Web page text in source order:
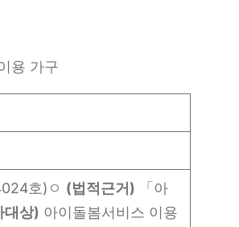
용 가구
호)ㅇ (법적근거) 「아
대상) 아이돌봄서비스 이용